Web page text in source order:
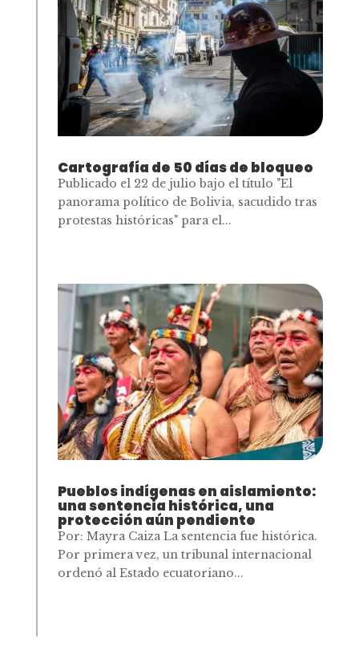
Cartografía de 50 días de bloqueo
Publicado el 22 de julio bajo el título "El
panorama político de Bolivia, sacudido tras
protestas históricas" para el...
Pueblos indígenas en aislamiento:
una sentencia histórica, una
protección aún pendiente
Por: Mayra Caiza La sentencia fue histórica.
Por primera vez, un tribunal internacional
ordenó al Estado ecuatoriano...